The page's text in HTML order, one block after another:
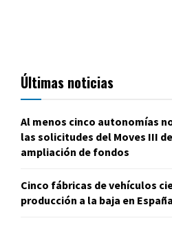
Últimas noticias
Al menos cinco autonomías
las solicitudes del Moves III
ampliación de fondos
Cinco fábricas de vehículos
producción a la baja en España